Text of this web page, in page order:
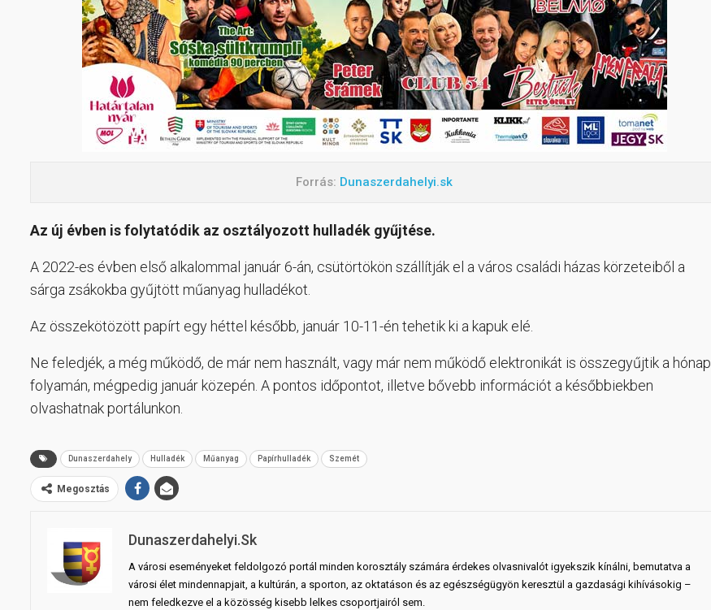
Forrás: Dunaszerdahelyi.sk
Az új évben is folytatódik az osztályozott hulladék gyűjtése.
A 2022-es évben első alkalommal január 6-án, csütörtökön szállítják el a város családi házas körzeteiből a
sárga zsákokba gyűjtött műanyag hulladékot.
Az összekötözött papírt egy héttel később, január 10-11-én tehetik ki a kapuk elé.
Ne feledjék, a még működő, de már nem használt, vagy már nem működő elektronikát is összegyűjtik a hónap
folyamán, mégpedig január közepén. A pontos időpontot, illetve bővebb információt a későbbiekben
olvashatnak portálunkon.
Dunaszerdahely Hulladék Műanyag Papírhulladék Szemét
Megosztás
Dunaszerdahelyi.sk
A városi eseményeket feldolgozó portál minden korosztály számára érdekes olvasnivalót igyekszik kínálni, bemutatva a
városi élet mindennapjait, a kultúrán, a sporton, az oktatáson és az egészségügyön keresztül a gazdasági kihívásokig –
nem feledkezve el a közösség kisebb lelkes csoportjairól sem.